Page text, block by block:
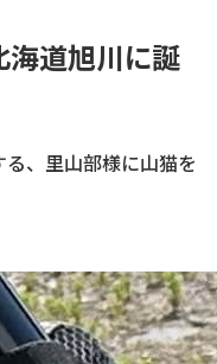
海道旭川に誕
、里山部様に山猫を